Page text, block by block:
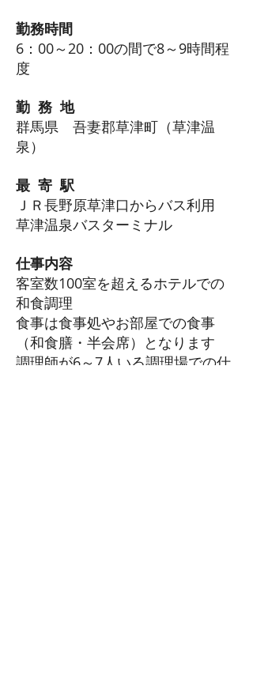
勤務時間
6：00～20：00の間で8～9時間程
度
勤 務 地
群馬県 吾妻郡草津町（草津温
泉）
最 寄 駅
ＪＲ長野原草津口からバス利用
草津温泉バスターミナル
仕事内容
客室数100室を超えるホテルでの
和食調理
食事は食事処やお部屋での食事
（和食膳・半会席）となります
調理師が6～7人いる調理場での仕